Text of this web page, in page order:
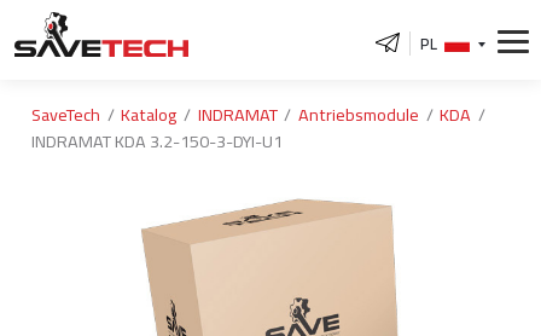
PL
SaveTech Katalog INDRAMAT Antriebsmodule
KDA
INDRAMAT KDA 3.2-150-3-DYI-U1